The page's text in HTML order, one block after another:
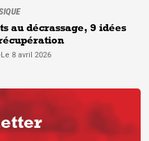
au décrassage, 9 idées
Le 8 avril 2026